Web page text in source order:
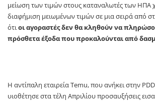
μείωση των τιμών στους καταναλωτές των ΗΠΑ
διαφήμιση μειωμένων τιμών σε μια σειρά από
ότιοι αγοραστές δεν θα κληθούν να
πρόσθετα έξοδα που προκαλούνται από
Η αντίπαλη εταιρεία Temu, που ανήκει στην
υιοθέτησε στα τέλη Απριλίου προσαυξήσεις